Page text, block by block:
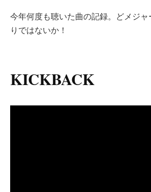
今年何度も聴いた曲の記録。どメジ
りではないか！
KICKBACK